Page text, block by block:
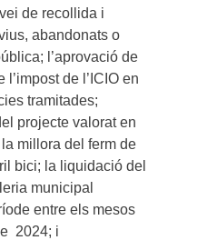
de recollida i
abandonats o
l’aprovació de
l’impost de l’ICIO en
tramitades;
projecte valorat en
millora del ferm de
bici; la liquidació del
municipal
entre els mesos
2024; i